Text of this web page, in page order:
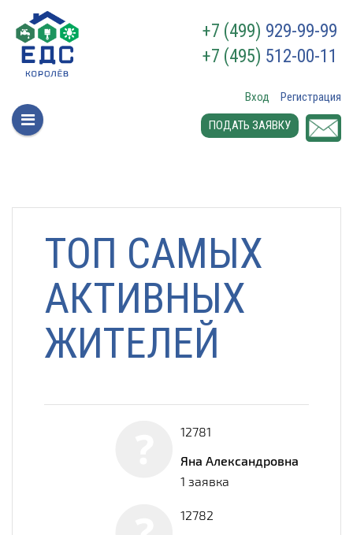
+7 (499) 929-99-99
+7 (495) 512-00-11
Вход
Регистрация
ПОДАТЬ ЗАЯВКУ
ТОП САМЫХ
АКТИВНЫХ
ЖИТЕЛЕЙ
12781
Яна Александровна
1 заявка
12782